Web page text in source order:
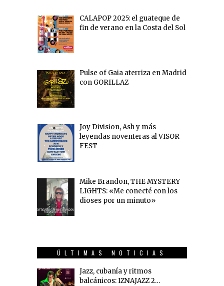
CALAPOP 2025: el guateque de
fin de verano en la Costa del Sol
Pulse of Gaia aterriza en Madrid
con GORILLAZ
Joy Division, Ash y más
leyendas noventeras al VISOR
FEST
Mike Brandon, THE MYSTERY
LIGHTS: «Me conecté con los
dioses por un minuto»
ÚLTIMAS NOTICIAS
Jazz, cubanía y ritmos
balcánicos: IZNAJAZZ 2…